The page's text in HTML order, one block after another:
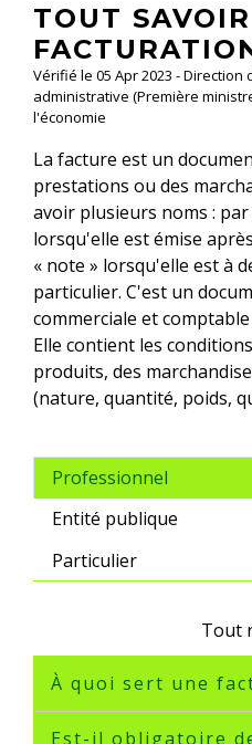
TOUT
Vérifié le 05 Apr 2023 -
administrative (Première
l'économie
La facture est un
prestations ou des
avoir plusieurs noms :
lorsqu'elle est émise
« note » lorsqu'elle est à
particulier. C'est un
commerciale et
Elle contient les
produits, des
(nature, quantité, poids,
Professionnel
Entité publique
Particulier
Tout
À quoi sert une
Est-il obligatoire